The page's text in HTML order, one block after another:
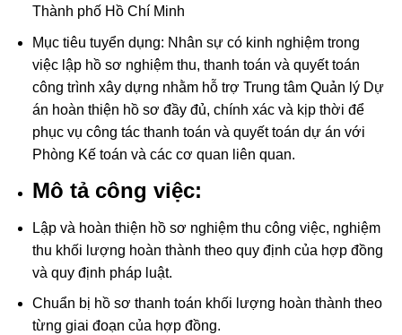
Thành phố Hồ Chí Minh
Mục tiêu tuyển dụng: Nhân sự có kinh nghiệm trong
việc lập hồ sơ nghiệm thu, thanh toán và quyết toán
công trình xây dựng nhằm hỗ trợ Trung tâm Quản lý Dự
án hoàn thiện hồ sơ đầy đủ, chính xác và kịp thời để
phục vụ công tác thanh toán và quyết toán dự án với
Phòng Kế toán và các cơ quan liên quan.
Mô tả công việc:
Lập và hoàn thiện hồ sơ nghiệm thu công việc, nghiệm
thu khối lượng hoàn thành theo quy định của hợp đồng
và quy định pháp luật.
Chuẩn bị hồ sơ thanh toán khối lượng hoàn thành theo
từng giai đoạn của hợp đồng.